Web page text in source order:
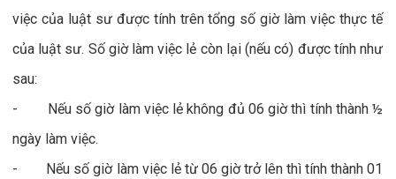
việc của luật sư được tính trên tổng số giờ làm việc thực tế
của luật sư. Số giờ làm việc lẻ còn lại (nếu có) được tính như
sau:
- Nếu số giờ làm việc lẻ không đủ 06 giờ thì tính thành ½
ngày làm việc.
- Nếu số giờ làm việc lẻ từ 06 giờ trở lên thì tính thành 01